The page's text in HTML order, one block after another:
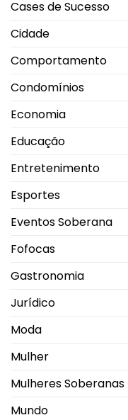
exibição
Cases de Sucesso
Cidade
Comportamento
Condomínios
Economia
Educação
Entretenimento
Esportes
Eventos Soberana
Fofocas
Gastronomia
Jurídico
Moda
Mulher
Mulheres Soberanas
Mundo